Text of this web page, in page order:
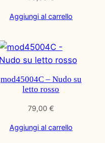
Aggiungi al carrello
mod45004C – Nudo su
letto rosso
79,00 €
Aggiungi al carrello